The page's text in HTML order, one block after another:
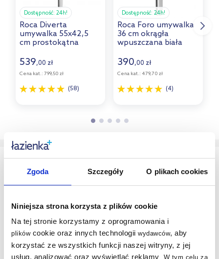
Zgoda Szczegóły O plikach cookies
Niniejsza strona korzysta z plików cookie
Na tej stronie korzystamy z oprogramowania i
plikówcookie oraz innych technologii wydawców, aby
korzystać ze wszystkich funkcji naszej witryny, z jej
usług, analizować oraz wyświetlać reklamy
W tym celu za
Dostępność:24h!
Roca Diverta
umywalka 55x42,5
cm prostokątna
A327116000
539,00 zł
Cena kat.: 799,50 zł
(58)
Dostępność: 24h!
Roca Foro umywalka
36 cm okrągła
wpuszczana biała
390,00 zł
Cena kat.: 479,70 zł
(4)
Pralka we wnęce – maksymalne wykorzystanie
Wnęka to bardzo dobre miejsce na ustawienie pralki,
użytkową i nie blokuje przejścia
sprawdź wymiary niszy – standardowe urządzenie
potrzebuje około 55-60 cm głębokości, a dodatkowe
kilka centymetrów należy przeznaczyć na podłączenia i
wentylację.